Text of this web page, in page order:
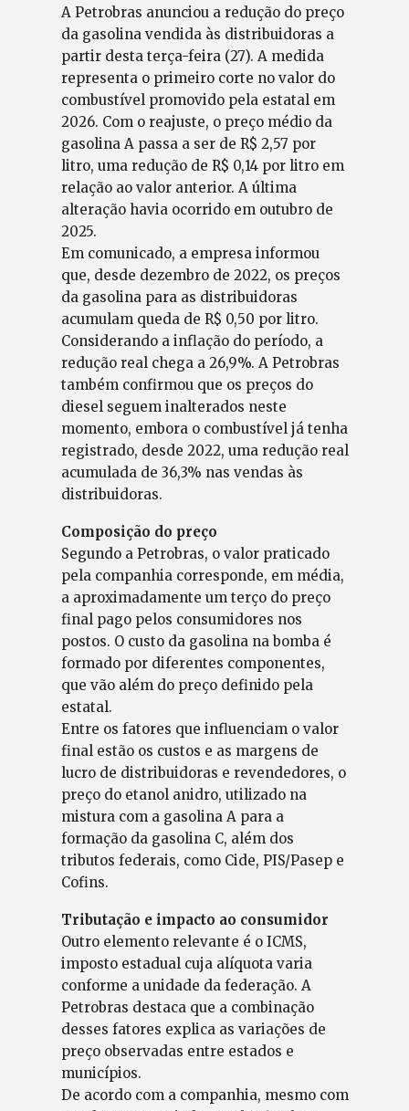
A Petrobras anunciou a redução do preço
da gasolina vendida às distribuidoras a
partir desta terça-feira (27). A medida
representa o primeiro corte no valor do
combustível promovido pela estatal em
2026. Com o reajuste, o preço médio da
gasolina A passa a ser de R$ 2,57 por
litro, uma redução de R$ 0,14 por litro em
relação ao valor anterior. A última
alteração havia ocorrido em outubro de
2025.
Em comunicado, a empresa informou
que, desde dezembro de 2022, os preços
da gasolina para as distribuidoras
acumulam queda de R$ 0,50 por litro.
Considerando a inflação do período, a
redução real chega a 26,9%. A Petrobras
também confirmou que os preços do
diesel seguem inalterados neste
momento, embora o combustível já tenha
registrado, desde 2022, uma redução real
acumulada de 36,3% nas vendas às
distribuidoras.
Composição do preço
Segundo a Petrobras, o valor praticado
pela companhia corresponde, em média,
a aproximadamente um terço do preço
final pago pelos consumidores nos
postos. O custo da gasolina na bomba é
formado por diferentes componentes,
que vão além do preço definido pela
estatal.
Entre os fatores que influenciam o valor
final estão os custos e as margens de
lucro de distribuidoras e revendedores, o
preço do etanol anidro, utilizado na
mistura com a gasolina A para a
formação da gasolina C, além dos
tributos federais, como Cide, PIS/Pasep e
Cofins.
Tributação e impacto ao consumidor
Outro elemento relevante é o ICMS,
imposto estadual cuja alíquota varia
conforme a unidade da federação. A
Petrobras destaca que a combinação
desses fatores explica as variações de
preço observadas entre estados e
municípios.
De acordo com a companhia, mesmo com